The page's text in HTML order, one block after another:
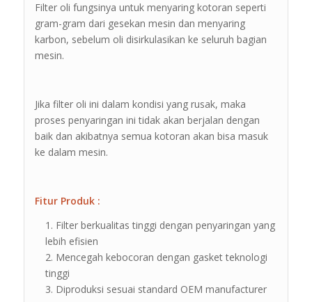
Filter oli fungsinya untuk menyaring kotoran seperti
gram-gram dari gesekan mesin dan menyaring
karbon, sebelum oli disirkulasikan ke seluruh bagian
mesin.
Jika filter oli ini dalam kondisi yang rusak, maka
proses penyaringan ini tidak akan berjalan dengan
baik dan akibatnya semua kotoran akan bisa masuk
ke dalam mesin.
Fitur Produk :
Filter berkualitas tinggi dengan penyaringan yang
lebih efisien
Mencegah kebocoran dengan gasket teknologi
tinggi
Diproduksi sesuai standard OEM manufacturer